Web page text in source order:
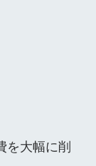
を大幅に削